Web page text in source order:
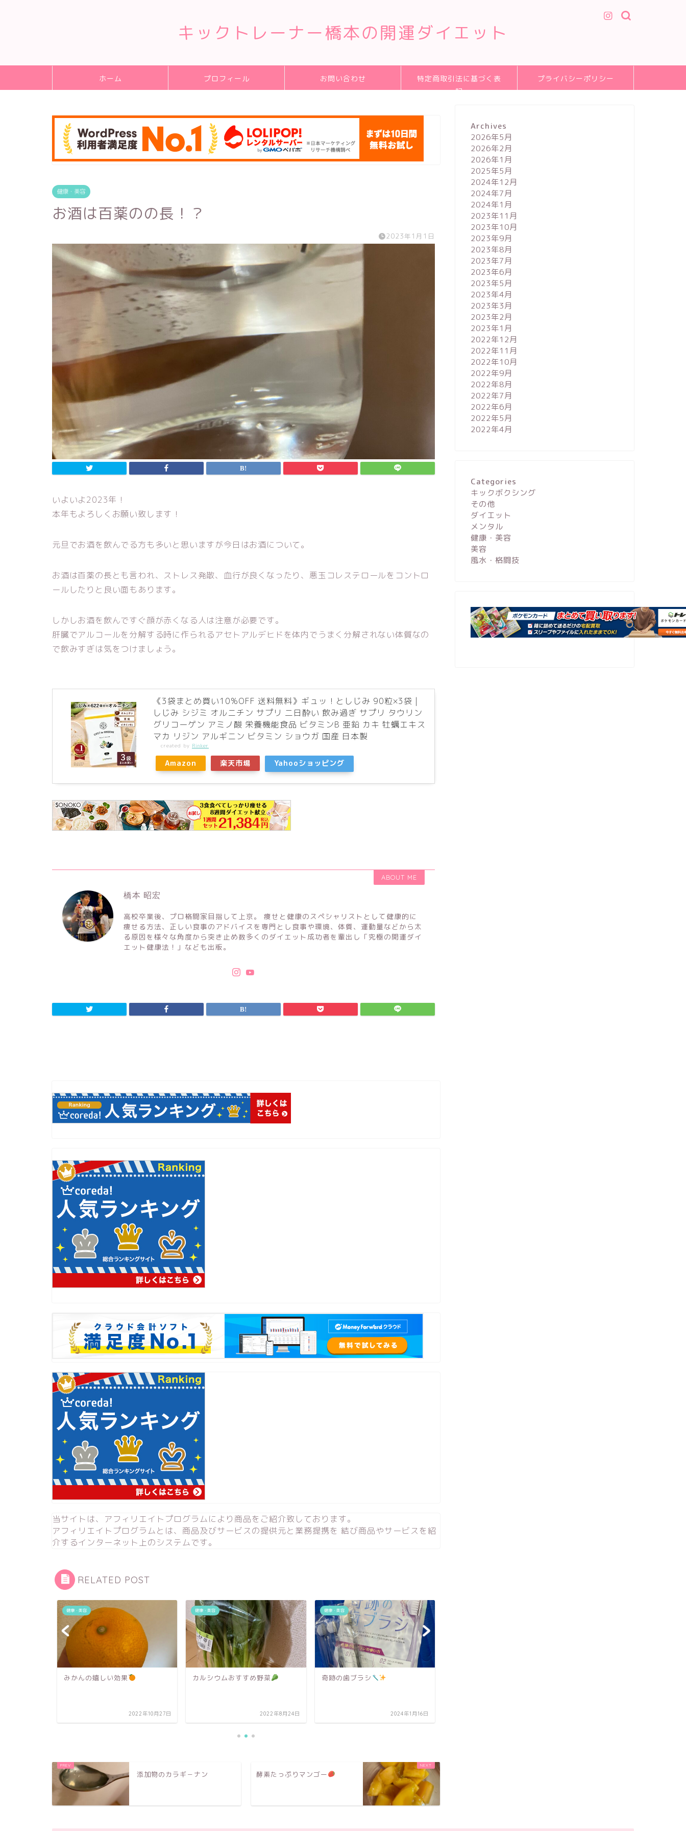
キックトレーナー橋本の開運ダイエット
ホーム プロフィール お問い合わせ
特定商取引法に基づく表
記
プライバシーポリシー
健康・美容
お酒は百薬のの長！？
2023年1月1日
いよいよ2023年！
本年もよろしくお願い致します！
元旦でお酒を飲んでる方も多いと思いますが今日はお酒について。
お酒は百薬の長とも言われ、ストレス発散、血行が良くなったり、悪玉コレステロールをコントロ
ールしたりと良い面もあります。
しかしお酒を飲んですぐ顔が赤くなる人は注意が必要です。
肝臓でアルコールを分解する時に作られるアセトアルデヒドを体内でうまく分解されない体質なの
で飲みすぎは気をつけましょう。
《3袋まとめ買い10%OFF 送料無料》ギュッ！としじみ 90粒×3袋 |
しじみ シジミ オルニチン サプリ 二日酔い 飲み過ぎ サプリ タウリン
グリコーゲン アミノ酸 栄養機能食品 ビタミンB 亜鉛 カキ 牡蠣エキス
マカ リジン アルギニン ビタミン ショウガ 国産 日本製
created by Rinker
Amazon 楽天市場 Yahooショッピング
ABOUT ME
橋本 昭宏
高校卒業後、プロ格闘家目指して上京。 痩せと健康のスペシャリストとして健康的に
痩せる方法、正しい食事のアドバイスを専門とし食事や環境、体質、運動量などから太
る原因を様々な角度から突き止め数多くのダイエット成功者を輩出し「究極の開運ダイ
エット健康法！」なども出版。
当サイトは、アフィリエイトプログラムにより商品をご紹介致しております。
アフィリエイトプログラムとは、商品及びサービスの提供元と業務提携を 結び商品やサービスを紹
介するインターネット上のシステムです。
RELATED POST
健康・美容
カルシウムおすすめ野菜
2022年8月24日
健康・美容
奇跡の歯ブラシ
2024年1月16日
健康・美容
みかんの嬉しい効果
2022年10月27日
添加物のカラギ－ナン 酵素たっぷりマンゴー
Archives
2026年5月
2026年2月
2026年1月
2025年5月
2024年12月
2024年7月
2024年1月
2023年11月
2023年10月
2023年9月
2023年8月
2023年7月
2023年6月
2023年5月
2023年4月
2023年3月
2023年2月
2023年1月
2022年12月
2022年11月
2022年10月
2022年9月
2022年8月
2022年7月
2022年6月
2022年5月
2022年4月
Categories
キックボクシング
その他
ダイエット
メンタル
健康・美容
美容
風水・格闘技